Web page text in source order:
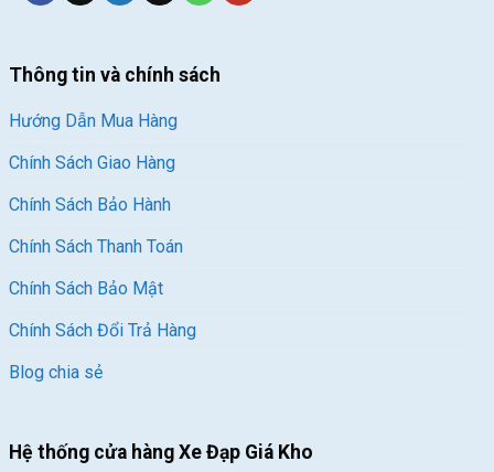
Thông tin và chính sách
Hướng Dẫn Mua Hàng
Chính Sách Giao Hàng
Chính Sách Bảo Hành
Chính Sách Thanh Toán
Chính Sách Bảo Mật
Chính Sách Đổi Trả Hàng
Blog chia sẻ
Hệ thống cửa hàng Xe Đạp Giá Kho